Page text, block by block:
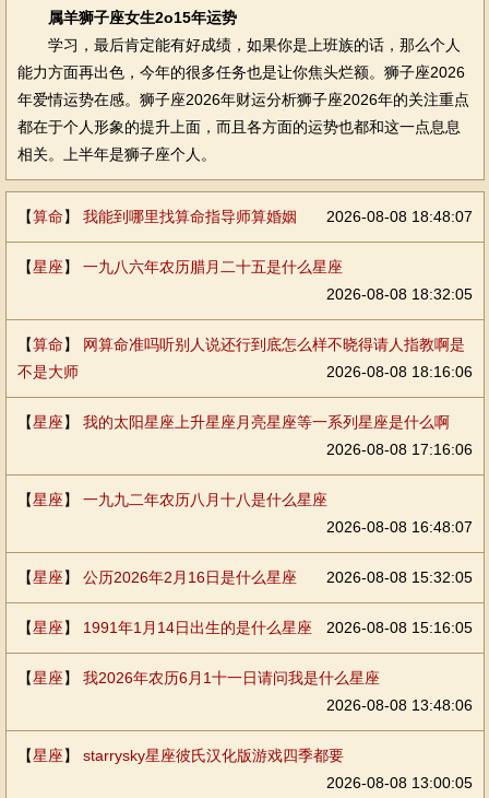
属羊狮子座女生2o15年运势
学习，最后肯定能有好成绩，如果你是上班族的话，那么个人
能力方面再出色，今年的很多任务也是让你焦头烂额。狮子座2026
年爱情运势在感。狮子座2026年财运分析狮子座2026年的关注重点
都在于个人形象的提升上面，而且各方面的运势也都和这一点息息
相关。上半年是狮子座个人。
【算命】 我能到哪里找算命指导师算婚姻 2026-08-08 18:48:07
【星座】 一九八六年农历腊月二十五是什么星座
2026-08-08 18:32:05
【算命】 网算命准吗听别人说还行到底怎么样不晓得请人指教啊是
不是大师
2026-08-08 18:16:06
【星座】 我的太阳星座上升星座月亮星座等一系列星座是什么啊
2026-08-08 17:16:06
【星座】 一九九二年农历八月十八是什么星座
2026-08-08 16:48:07
【星座】 公历2026年2月16日是什么星座 2026-08-08 15:32:05
【星座】 1991年1月14日出生的是什么星座 2026-08-08 15:16:05
【星座】 我2026年农历6月1十一日请问我是什么星座
2026-08-08 13:48:06
【星座】 starrysky星座彼氏汉化版游戏四季都要
2026-08-08 13:00:05